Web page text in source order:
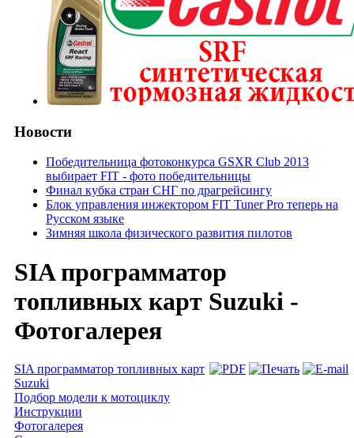
Новости
Победительница фотоконкурса GSXR Club 2013
выбирает FIT - фото победительницы
Финал кубка стран СНГ по драгрейсингу
Блок управления инжектором FIT Tuner Pro теперь на
Русском языке
Зимняя школа физического развития пилотов
SIA программатор
топливных карт Suzuki -
Фотогалерея
SIA программатор топливных карт
Suzuki
Подбор модели к мотоциклу
Инструкции
Фотогалерея